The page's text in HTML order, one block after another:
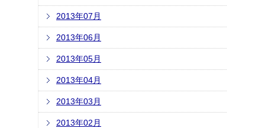
2013年07月
2013年06月
2013年05月
2013年04月
2013年03月
2013年02月